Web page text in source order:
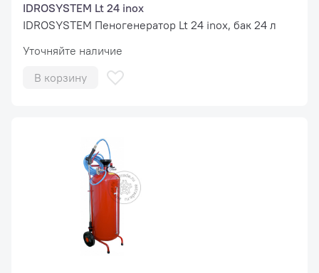
IDROSYSTEM Lt 24 inox
IDROSYSTEM Пеногенератор Lt 24 inox, бак 24 л
Уточняйте наличие
В корзину